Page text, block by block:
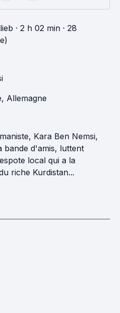
· 2 h 02 min · 28
, Allemagne
Kara Ben Nemsi,
bande d'amis, luttent
local qui a la
riche Kurdistan...